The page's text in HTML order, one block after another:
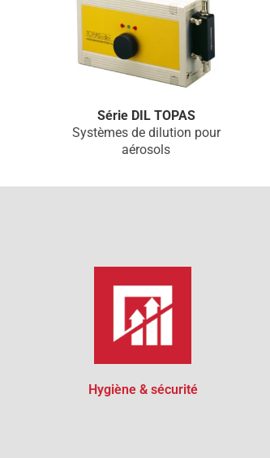
Série DIL TOPAS
Systèmes de dilution pour
aérosols
Hygiène & sécurité